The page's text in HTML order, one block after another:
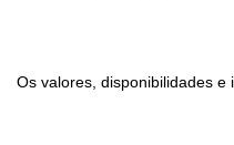
Os valores, disponibilidades e